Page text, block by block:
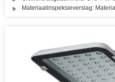
Materiaalinspeksieverslag: